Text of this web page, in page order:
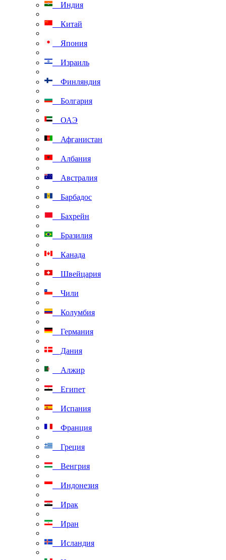
Индия
Китай
Япония
Израиль
Финляндия
Болгария
ОАЭ
Афганистан
Албания
Австралия
Барбадос
Бахрейн
Бразилия
Канада
Швейцария
Чили
Колумбия
Германия
Дания
Алжир
Египет
Испания
Франция
Греция
Венгрия
Индонезия
Ирак
Иран
Исландия